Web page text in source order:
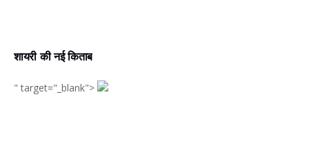
शायरी की नई किताब
" target="_blank">